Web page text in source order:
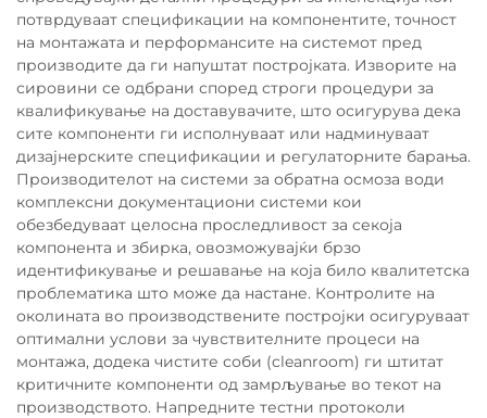
потврдуваат спецификации на компонентите, точност
на монтажата и перформансите на системот пред
производите да ги напуштат постројката. Изворите на
сировини се одбрани според строги процедури за
квалификување на доставувачите, што осигурува дека
сите компоненти ги исполнуваат или надминуваат
дизајнерските спецификации и регулаторните барања.
Производителот на системи за обратна осмоза води
комплексни документациони системи кои
обезбедуваат целосна проследливост за секоја
компонента и збирка, овозможувајќи брзо
идентификување и решавање на која било квалитетска
проблематика што може да настане. Контролите на
околината во производствените постројки осигуруваат
оптимални услови за чувствителните процеси на
монтажа, додека чистите соби (cleanroom) ги штитат
критичните компоненти од замрљување во текот на
производството. Напредните тестни протоколи